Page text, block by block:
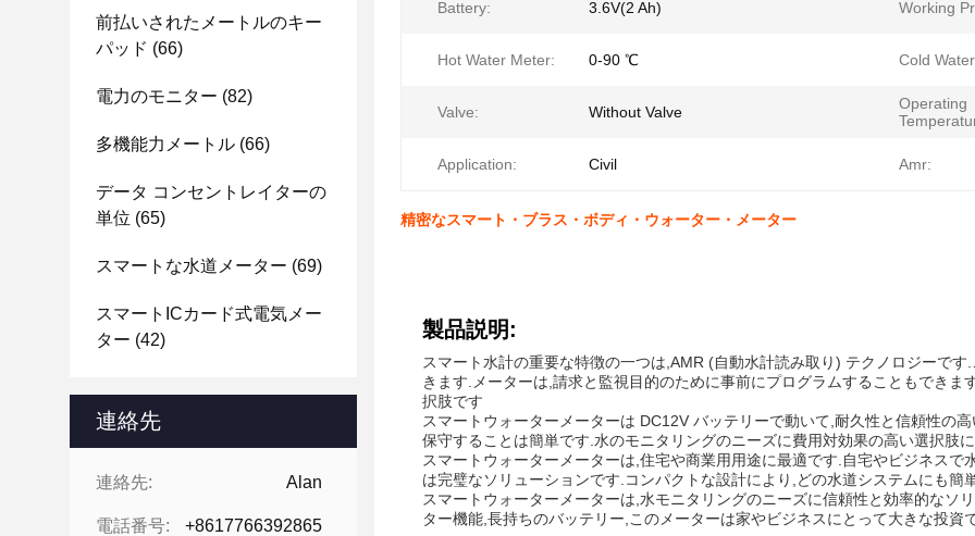
前払いされたメートルのキー
パッド (66)
電力のモニター (82)
多機能力メートル (66)
データ コンセントレイターの
単位 (65)
スマートな水道メーター (69)
スマートICカード式電気メー
ター (42)
連絡先
連絡先: Alan
電話番号: +8617766392865
Battery: 3.6V(2 Ah) Working
Hot Water Meter: 0-90 ℃ Cold
Valve: Without Valve
Operating
Application: Civil Amr:
精密なスマート・ブラス・ボディ・ウォーター・メーター
製品説明:
スマート水計の重要な特徴の一つは,AMR (自動水計読み取り) テクノロジーで
きます.メーターは,請求と監視目的のために事前にプログラムすることもでき
択肢です
スマートウォーターメーターは DC12V バッテリーで動いて,耐久性と信頼性の
保守することは簡単です.水のモニタリングのニーズに費用対効果の高い選択肢
スマートウォーターメーターは,住宅や商業用用途に最適です.自宅やビジネス
は完璧なソリューションです.コンパクトな設計により,どの水道システムにも簡
スマートウォーターメーターは,水モニタリングのニーズに信頼性と効率的なソ
ター機能,長持ちのバッテリー,このメーターは家やビジネスにとって大きな投資